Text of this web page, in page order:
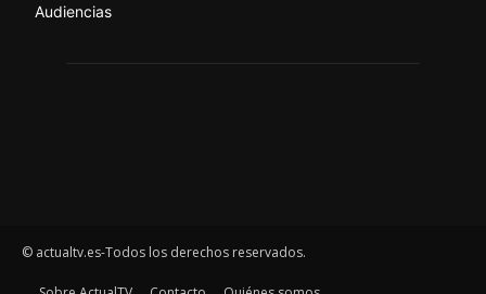
Audiencias
© actualtv.es-Todos los derechos reservados.